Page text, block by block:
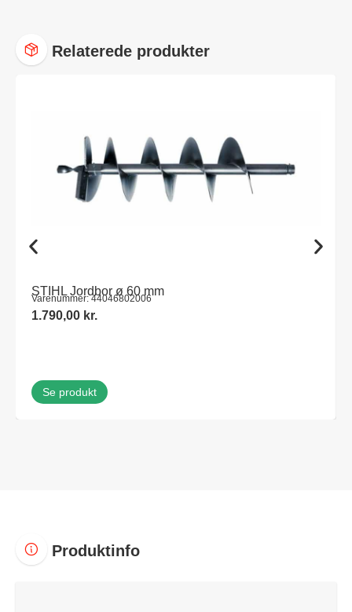
Relaterede produkter
STIHL Jordbor ø 60 mm
Varenummer: 44046802006
1.790,00 kr.
Se produkt
Produktinfo